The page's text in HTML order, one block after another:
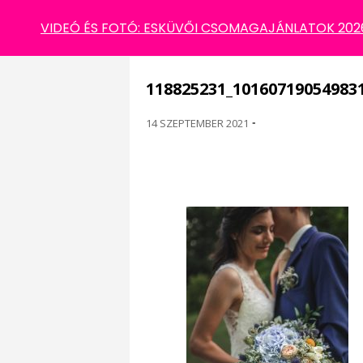
14 SZEPTEMBER 2021 -
VIDEÓ ÉS FOTÓ: ESKÜVŐI CSOMAGAJÁNLATOK